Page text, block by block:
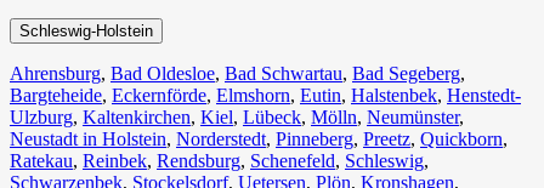
Schleswig-Holstein
Ahrensburg, Bad Oldesloe, Bad Schwartau, Bad Segeberg,
Bargteheide, Eckernförde, Elmshorn, Eutin, Halstenbek, Henstedt-
Ulzburg, Kaltenkirchen, Kiel, Lübeck, Mölln, Neumünster,
Neustadt in Holstein, Norderstedt, Pinneberg, Preetz, Quickborn,
Ratekau, Reinbek, Rendsburg, Schenefeld, Schleswig,
Schwarzenbek, Stockelsdorf, Uetersen, Plön, Kronshagen,